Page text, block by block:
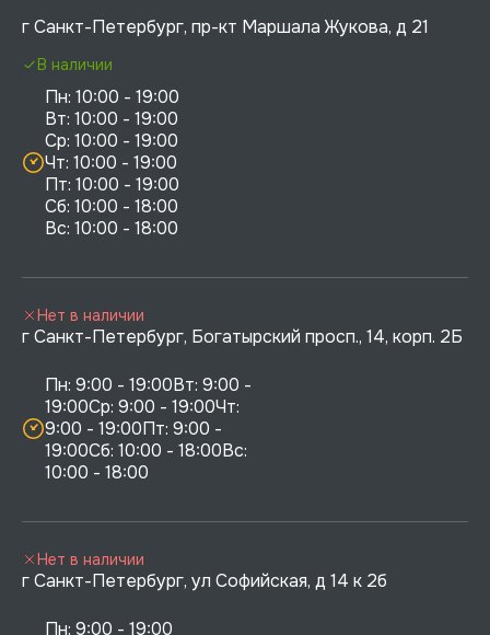
г Санкт-Петербург, пр-кт Маршала Жукова, д 21
Пн: 10:00 - 19:00
Вт: 10:00 - 19:00
Ср: 10:00 - 19:00
Чт: 10:00 - 19:00
Пт: 10:00 - 19:00
Сб: 10:00 - 18:00
В наличии
г Санкт-Петербург, Богатырский просп., 14, корп. 2Б
Пн: 9:00 - 19:00Вт: 9:00 -
19:00Ср: 9:00 - 19:00Чт:
9:00 - 19:00Пт: 9:00 -
19:00Сб: 10:00 - 18:00Вс:
10:00 - 18:00
Нет в наличии
г Санкт-Петербург, ул Софийская, д 14 к 2б
Пн: 9:00 - 19:00
Нет в наличии